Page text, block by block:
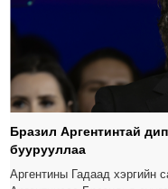
Бразил Аргентинтай
буурууллаа
Аргентины Гадаад хэргийн